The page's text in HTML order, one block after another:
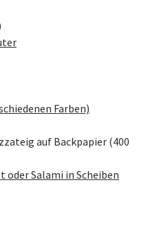
Farben)
auf Backpapier (400
Salami in Scheiben